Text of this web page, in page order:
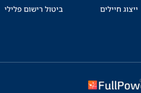
ייצוג חיילים
ביטול רישום פלילי